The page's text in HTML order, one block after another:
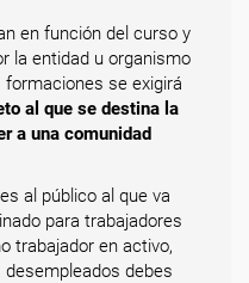
en función del curso y
la entidad u organismo
se exigirá
al que se destina la
a una comunidad
al público al que va
para trabajadores
trabajador en activo,
debes